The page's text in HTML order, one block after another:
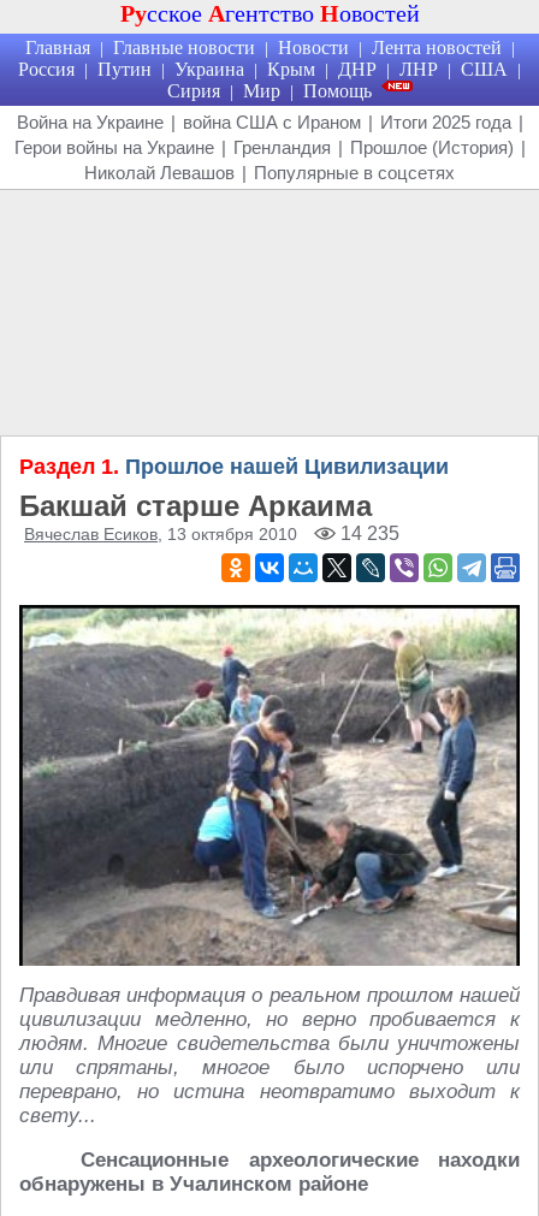
Русское Агентство Новостей
Главная | Главные новости | Новости | Лента новостей |
Россия | Путин | Украина | Крым | ДНР | ЛНР | США |
Сирия | Мир | Помощь
Война на Украине | война США с Ираном | Итоги 2025 года |
Герои войны на Украине | Гренландия | Прошлое (История) |
Николай Левашов | Популярные в соцсетях
Раздел 1. Прошлое нашей Цивилизации
Бакшай старше Аркаима
Вячеслав Есиков , 13 октября 2010 14 235
Правдивая информация о реальном прошлом нашей
цивилизации медленно, но верно пробивается к
людям. Многие свидетельства были уничтожены
или спрятаны, многое было испорчено или
переврано, но истина неотвратимо выходит к
свету...
Сенсационные археологические находки
обнаружены в Учалинском районе